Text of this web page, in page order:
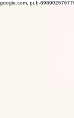
google.com, pub-